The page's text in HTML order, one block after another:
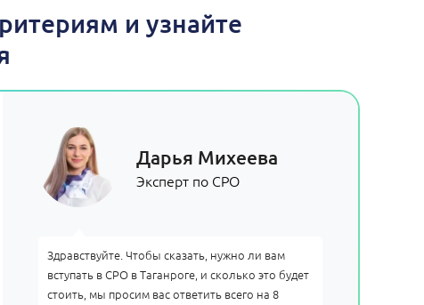
и узнайте
Дарья Михеева
Эксперт по СРО
Здравствуйте. Чтобы сказать, нужно ли вам
вступать в СРО в Таганроге, и сколько это будет
стоить, мы просим вас ответить всего на 8